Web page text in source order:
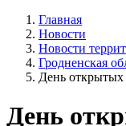
Главная
Новости
Новости
Гродненская
День открытых
День